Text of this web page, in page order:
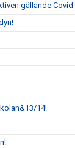
gällande Covid
14!